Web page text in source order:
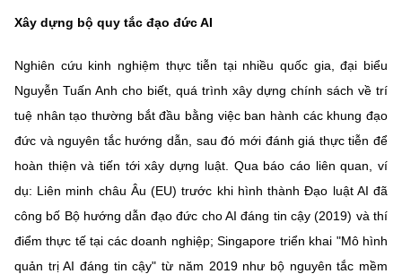
Xây dựng bộ quy tắc đạo đức AI
Nghiên cứu kinh nghiệm thực tiễn tại nhiều quốc gia, đại biểu
Nguyễn Tuấn Anh cho biết, quá trình xây dựng chính sách về trí
tuệ nhân tạo thường bắt đầu bằng việc ban hành các khung đạo
đức và nguyên tắc hướng dẫn, sau đó mới đánh giá thực tiễn để
hoàn thiện và tiến tới xây dựng luật. Qua báo cáo liên quan, ví
dụ: Liên minh châu Âu (EU) trước khi hình thành Đạo luật AI đã
công bố Bộ hướng dẫn đạo đức cho AI đáng tin cậy (2019) và thí
điểm thực tế tại các doanh nghiệp; Singapore triển khai "Mô hình
quản trị AI đáng tin cậy" từ năm 2019 như bộ nguyên tắc mềm